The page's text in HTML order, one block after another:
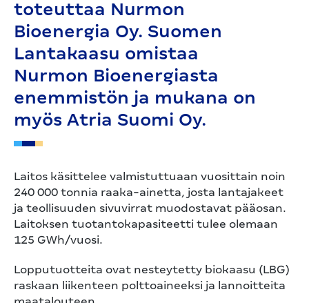
toteuttaa Nurmon
Bioenergia Oy. Suomen
Lantakaasu omistaa
Nurmon Bioenergiasta
enemmistön ja mukana on
myös Atria Suomi Oy.
Laitos käsittelee valmistuttuaan vuosittain noin
240 000 tonnia raaka-ainetta, josta lantajakeet
ja teollisuuden sivuvirrat muodostavat pääosan.
Laitoksen tuotantokapasiteetti tulee olemaan
125 GWh/vuosi.
Lopputuotteita ovat nesteytetty biokaasu (LBG)
raskaan liikenteen polttoaineeksi ja lannoitteita